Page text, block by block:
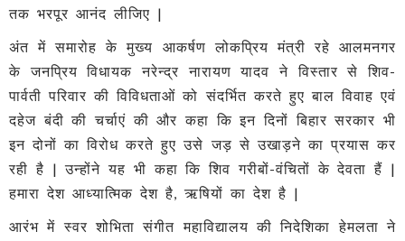
तक भरपूर आनंद लीजिए |
अंत में समारोह के मुख्य आकर्षण लोकप्रिय मंत्री रहे आलमनगर
के जनप्रिय विधायक नरेन्द्र नारायण यादव ने विस्तार से शिव-
पार्वती परिवार की विविधताओं को संदर्भित करते हुए बाल विवाह एवं
दहेज बंदी की चर्चाएं की और कहा कि इन दिनों बिहार सरकार भी
इन दोनों का विरोध करते हुए उसे जड़ से उखाड़ने का प्रयास कर
रही है | उन्होंने यह भी कहा कि शिव गरीबों-वंचितों के देवता हैं |
हमारा देश आध्यात्मिक देश है, ऋषियों का देश है |
आरंभ में स्वर शोभिता संगीत महाविद्यालय की निदेशिका हेमलता ने